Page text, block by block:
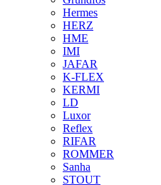
Hermes
HERZ
HME
IMI
JAFAR
K-FLEX
KERMI
LD
Luxor
Reflex
RIFAR
ROMMER
Sanha
STOUT